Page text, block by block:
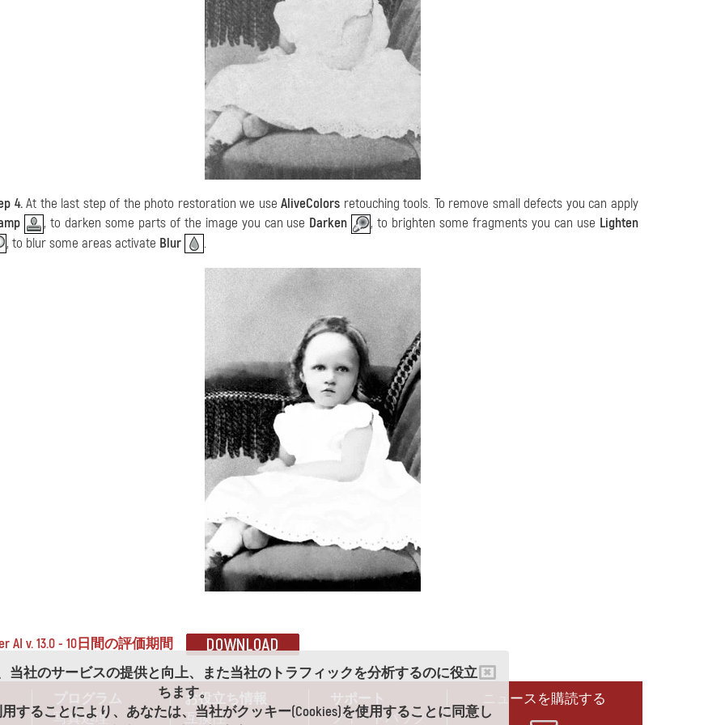
当社のサービスの提供と向上、また当社のトラフィックを分析するのに役立
ちます。
することにより、あなたは、当社がクッキー(Cookies)を使用することに同意し
4.At the last step of the photo restoration we useAliveColors retouching tools. To remove small defects you can apply
, to darken some parts of the image you can use Darken , to brighten some fragments you can use Lighten
, to blur some areas activate Blur .
AI v. 13.0 - 10日間の評価期間
写真処理
お役立ち情報
互換性
フィードバック
ニュースを購読する